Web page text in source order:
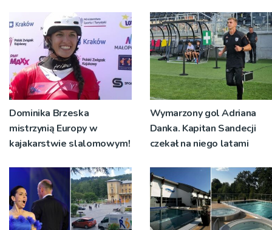
Dominika Brzeska
mistrzynią Europy w
kajakarstwie slalomowym!
Wymarzony gol Adriana
Danka. Kapitan Sandecji
czekał na niego latami